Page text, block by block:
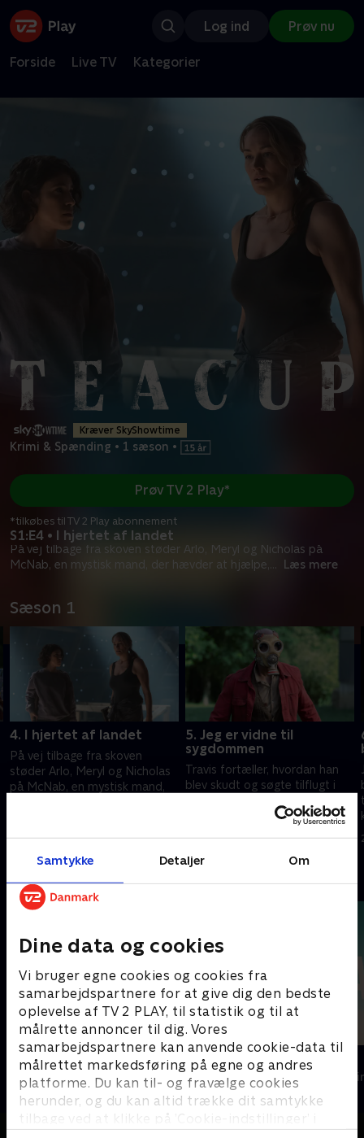
Samtykke Detaljer Om
Dine data og cookies
Vi bruger egne cookies og cookies fra
samarbejdspartnere for at give dig den bedste
oplevelse af TV 2 PLAY, til statistik og til at
målrette annoncer til dig. Vores
samarbejdspartnere kan anvende cookie-data til
målrettet markedsføring på egne og andres
platforme. Du kan til- og fravælge cookies
herunder, og du kan altid trække dit samtykke
tilbage ved at klikke på ’Cookie-indstillinger’ i
Log ind Prøv nu
Forside Live TV Kategorier
Kræver SkyShowtime
Krimi & Spænding • 1 sæson •
S1:E4 • I hjertet af landet
På vej tilbage fra skoven støder Arlo, Meryl og Nicholas på
McNab, en mystisk mand, der hævder at hjælpe,
Læs mere
Prøv TV 2 Play*
*tilkøbes til TV 2 Play abonnement
Sæson 1
4. I hjertet af landet
På vej tilbage fra skoven
støder Arlo, Meryl og Nicholas
på McNab, en mystisk mand,
5. Jeg er vidne til
sygdommen
Travis fortæller, hvordan han
blev skudt og søgte tilflugt i
at familien er i overhængende
21. december 2024 • 49 min
Andre så også
Top Dog
Krimi & Spænding • 1 sæsoner
The Au Pair
Krimi &